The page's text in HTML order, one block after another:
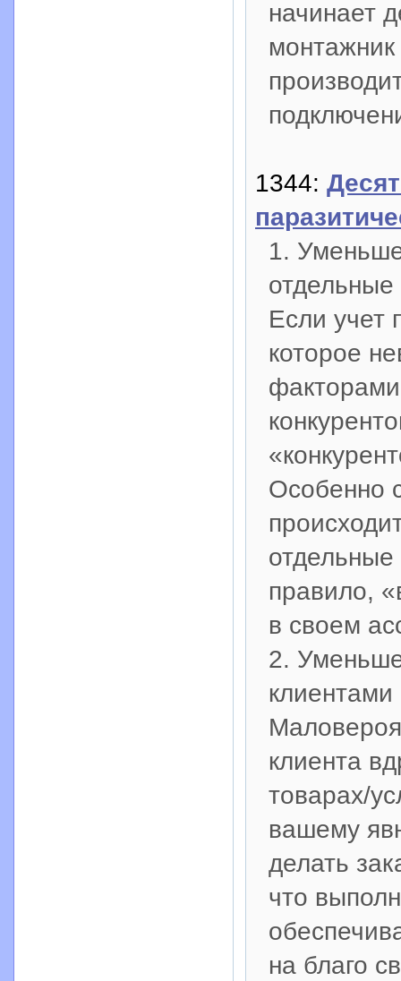
начинает
монтажник
1344:
1.
отдельные
Если учет
которое
Особенно
отдельные
правило,
в своем
2.
клиентами
клиента
товарах/
вашему
делать
что
на благо